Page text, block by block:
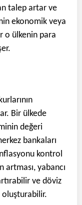
talep artar ve
ekonomik veya
o ülkenin para
Bir ülkede
değeri
bankaları
kontrol
artması, yabancı
ve döviz
oluşturabilir.